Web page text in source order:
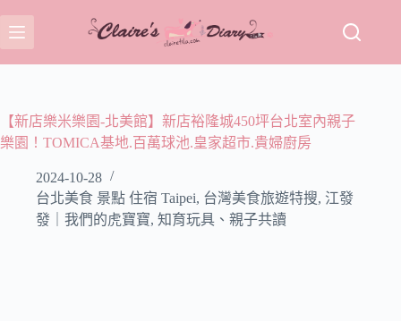
至
主
容【新店樂米樂園-北美館】新店裕隆城450坪台北室內親子
樂園！TOMICA基地.百萬球池.皇家超市.貴婦廚房
2024-10-28
台北美食 景點 住宿 Taipei, 台灣美食旅遊特搜, 江發
發｜我們的虎寶寶, 知育玩具、親子共讀